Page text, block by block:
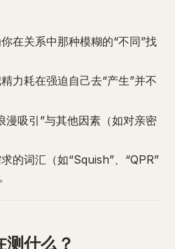
在关系中那种模糊的“不同”找
力耗在强迫自己去“产生”并不
漫吸引”与其他因素（如对亲密
的词汇（如“Squish”、“QPR”
测什么？